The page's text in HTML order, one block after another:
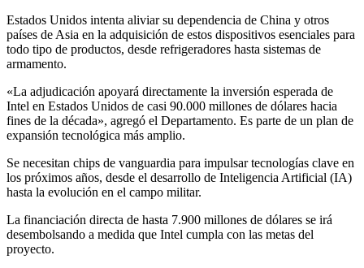
Estados Unidos intenta aliviar su dependencia de China y otros
países de Asia en la adquisición de estos dispositivos esenciales para
todo tipo de productos, desde refrigeradores hasta sistemas de
armamento.
«La adjudicación apoyará directamente la inversión esperada de
Intel en Estados Unidos de casi 90.000 millones de dólares hacia
fines de la década», agregó el Departamento. Es parte de un plan de
expansión tecnológica más amplio.
Se necesitan chips de vanguardia para impulsar tecnologías clave en
los próximos años, desde el desarrollo de Inteligencia Artificial (IA)
hasta la evolución en el campo militar.
La financiación directa de hasta 7.900 millones de dólares se irá
desembolsando a medida que Intel cumpla con las metas del
proyecto.